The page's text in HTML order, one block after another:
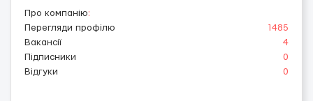
Про компанію:
Перегляди профілю
1485
Вакансії
4
Підписники
0
Відгуки
0